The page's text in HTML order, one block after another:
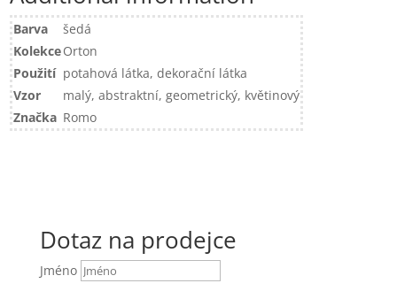
Barva
šedá
KolekceOrton
Použití potahová látka, dekorační látka
Vzor
malý, abstraktní, geometrický, květinový
Značka Romo
Dotaz na prodejce
Jméno